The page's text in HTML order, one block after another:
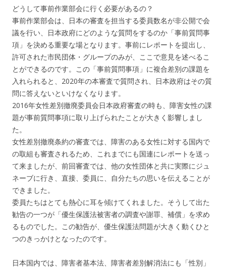
どうして事前作業部会に行く必要があるの？
事前作業部会は、日本の審査を担当する委員数名が非公開で会
議を行い、日本政府にどのような質問をするのか「事前質問事
項」を決める重要な場となります。事前にレポートを提出し、
許可された市民団体・グループのみが、ここで意見を述べるこ
とができるのです。この「事前質問事項」に複合差別の課題を
入れられると、2020年の本審査で質問され、日本政府はその質
問に答えないといけなくなります。
2016年女性差別撤廃委員会日本政府審査の時も、障害女性の課
題が事前質問事項に取り上げられたことが大きく影響しまし
た。
女性差別撤廃条約の審査では、障害のある女性に対する国内で
の取組も審査されるため、これまでにも国連にレポートを送っ
て来ましたが、前回審査では、他の女性団体と共に実際にジュ
ネーブに行き、直接、委員に、自分たちの思いを伝えることが
できました。
委員たちはとても熱心に耳を傾けてくれました。そうして出た
勧告の一つが「優生保護法被害者の調査や謝罪、補償」を求め
るものでした。この勧告が、優生保護法問題が大きく動くひと
つのきっかけとなったのです。
日本国内では、障害者基本法、障害者差別解消法にも「性別」